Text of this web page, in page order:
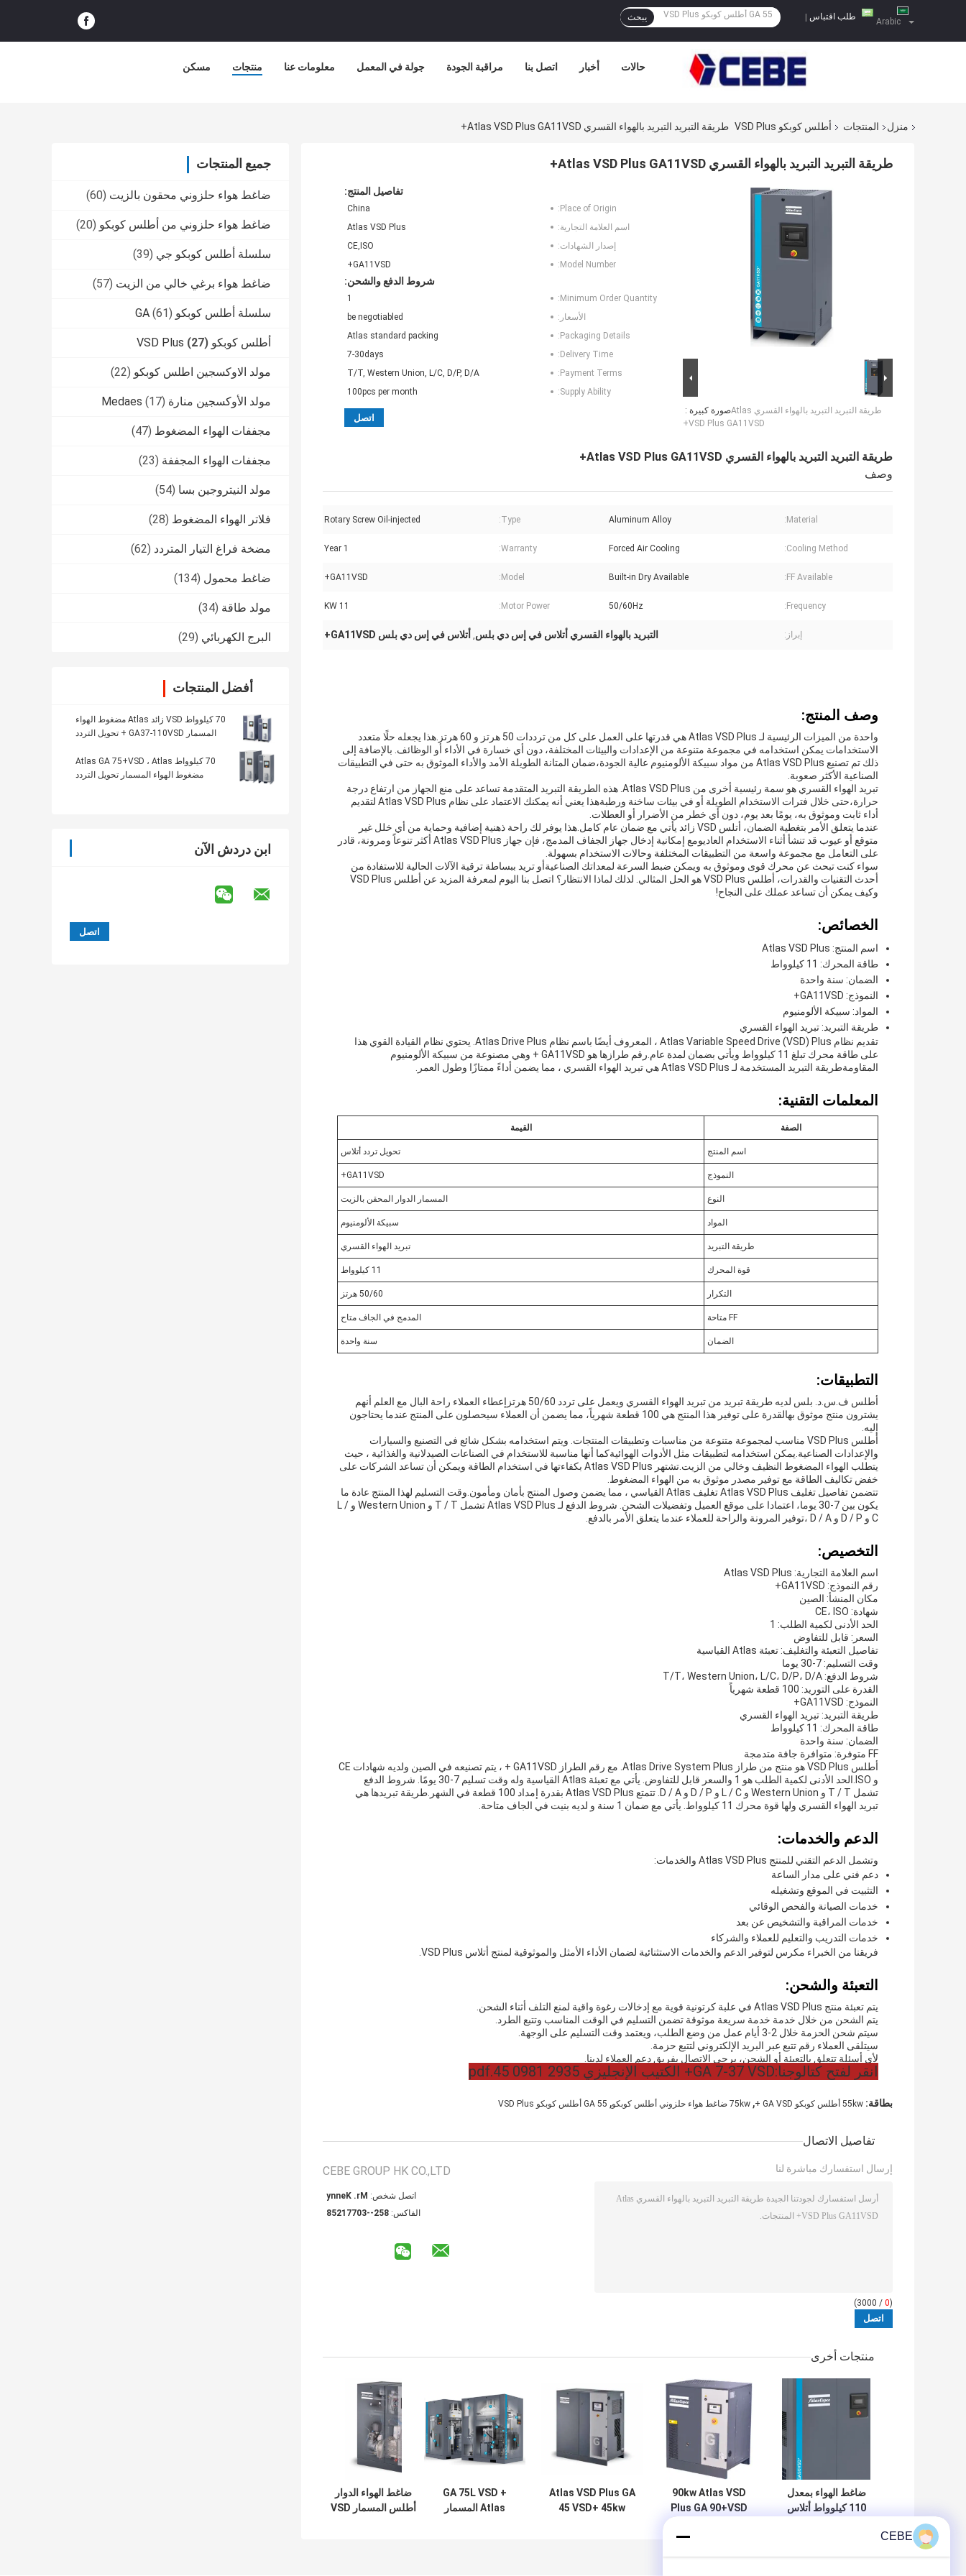
Arabic طلب اقتباس يبحث
مسكن منتجات معلومات عنا جولة في المعمل مراقبة الجودة اتصل بنا أخبار حالات
منزل المنتجات أطلس كوبكو VSD Plus طريقة التبريد التبريد بالهواء القسري Atlas VSD Plus GA11VSD+
جميع المنتجات
ضاغط هواء حلزوني محقون بالزيت (60)
ضاغط هواء حلزوني من أطلس كوبكو (20)
سلسلة أطلس كوبكو جي (39)
ضاغط هواء برغي خالي من الزيت (57)
سلسلة أطلس كوبكو GA (61)
أطلس كوبكو VSD Plus (27)
مولد الاوكسجين اطلس كوبكو (22)
مولد الأوكسجين منارة Medaes (17)
مجففات الهواء المضغوط (47)
مجففات الهواء المجففة (23)
مولد النيتروجين بسا (54)
فلاتر الهواء المضغوط (28)
مضخة فراغ التيار المتردد (62)
ضاغط محمول (134)
مولد طاقة (34)
البرج الكهربائي (29)
أفضل المنتجات
70 كيلوواط VSD زائد Atlas مضغوط الهواء
المسمار GA37-110VSD + تحويل التردد
70 كيلوواط Atlas GA 75+VSD ، Atlas
مضغوط الهواء المسمار تحويل التردد
ابن دردش الآن
طريقة التبريد التبريد بالهواء القسري Atlas VSD Plus GA11VSD+
صورة كبيرة :طريقة التبريد التبريد بالهواء القسري Atlas
VSD Plus GA11VSD+
تفاصيل المنتج:
Place of Origin:
China
اسم العلامة التجارية:
Atlas VSD Plus
إصدار الشهادات:
CE,ISO
Model Number:
GA11VSD+
شروط الدفع والشحن:
Minimum Order Quantity:
1
الأسعار:
be negotiabled
Packaging Details:
Atlas standard packing
Delivery Time:
7-30days
Payment Terms:
T/T, Western Union, L/C, D/P, D/A
Supply Ability:
100pcs per month
اتصل
طريقة التبريد التبريد بالهواء القسري Atlas VSD Plus GA11VSD+
وصف
Material:
Aluminum Alloy
Type:
Rotary Screw Oil-injected
Cooling Method:
Forced Air Cooling
Warranty:
1 Year
FF Available:
Built-in Dry Available
Model:
GA11VSD+
Frequency:
50/60Hz
Motor Power:
11 KW
إبراز: التبريد بالهواء القسري أتلاس في إس دي بلس, أتلاس في إس دي بلس GA11VSD+
وصف المنتج:
واحدة من الميزات الرئيسية لـ Atlas VSD Plus هي قدرتها على العمل على كل من ترددات 50 هرتز و 60 هرتز.هذا يجعله حلًا متعدد
الاستخدامات يمكن استخدامه في مجموعة متنوعة من الإعدادات والبيئات المختلفة، دون أي خسارة في الأداء أو الوظائف. بالإضافة إلى
ذلك تم تصنيع Atlas VSD Plus من مواد سبيكة الألومنيوم عالية الجودة،ضمان المتانة الطويلة الأمد والأداء الموثوق به حتى في التطبيقات
الصناعية الأكثر صعوبة.
تبريد الهواء القسري هو سمة رئيسية أخرى من Atlas VSD Plus. هذه الطريقة التبريد المتقدمة تساعد على منع الجهاز من ارتفاع درجة
حرارة،حتى خلال فترات الاستخدام الطويلة أو في بيئات ساخنة ورطبةهذا يعني أنه يمكنك الاعتماد على نظام Atlas VSD Plus لتقديم
أداء ثابت وموثوق به، يومًا بعد يوم، دون أي خطر من الأضرار أو العطلات.
عندما يتعلق الأمر بتغطية الضمان، أتلس VSD زائد يأتي مع ضمان عام كامل.هذا يوفر لك راحة ذهنية إضافية وحماية من أي خلل غير
متوقع أو عيوب قد تنشأ أثناء الاستخدام العاديومع إمكانية إدخال جهاز الجفاف المدمج، فإن جهاز Atlas VSD Plus أكثر تنوعاً ومرونة، قادر
على التعامل مع مجموعة واسعة من التطبيقات المختلفة وحالات الاستخدام بسهولة.
سواء كنت تبحث عن محرك قوى وموثوق به ويمكن ضبط السرعة لمعداتك الصناعيةأو تريد ببساطة ترقية الآلات الحالية للاستفادة من
أحدث التقنيات والقدرات، أطلس VSD Plus هو الحل المثالي. لذلك لماذا الانتظار؟ اتصل بنا اليوم لمعرفة المزيد عن أطلس VSD Plus
وكيف يمكن أن تساعد عملك على النجاح!
الخصائص:
اسم المنتج: Atlas VSD Plus
طاقة المحرك: 11 كيلوواط
الضمان: سنة واحدة
النموذج: GA11VSD+
المواد: سبيكة الألومنيوم
طريقة التبريد: تبريد الهواء القسري
تقديم نظام Atlas Variable Speed Drive (VSD) Plus ، المعروف أيضًا باسم نظام Atlas Drive Plus. يحتوي نظام القيادة القوي هذا
على طاقة محرك تبلغ 11 كيلوواط ويأتي بضمان لمدة عام.رقم طرازها هو GA11VSD + وهي مصنوعة من سبيكة الألومنيوم
المقاومةطريقة التبريد المستخدمة لـ Atlas VSD Plus هي تبريد الهواء القسري ، مما يضمن أداءً ممتازًا وطول العمر.
المعلمات التقنية:
الصفة القيمة
اسم المنتج تحويل تردد أتلاس
النموذج GA11VSD+
النوع المسمار الدوار المحقن بالزيت
المواد سبيكة الألومنيوم
طريقة التبريد تبريد الهواء القسري
قوة المحرك 11 كيلوواط
التكرار 50/60 هرتز
FF متاحة المدمج في الجاف متاح
الضمان سنة واحدة
التطبيقات:
أطلس ف.س.د. بلس لديه طريقة تبريد من تبريد الهواء القسري ويعمل على تردد 50/60 هرتزإعطاء العملاء راحة البال مع العلم أنهم
يشترون منتج موثوق بهالقدرة على توفير هذا المنتج هي 100 قطعة شهرياً، مما يضمن أن العملاء سيحصلون على المنتج عندما يحتاجون
إليه.
أطلس VSD Plus مناسب لمجموعة متنوعة من مناسبات وتطبيقات المنتجات. ويتم استخدامه بشكل شائع في التصنيع والسيارات
والإعدادات الصناعية.يمكن استخدامه لتطبيقات مثل الأدوات الهوائيةكما أنها مناسبة للاستخدام في الصناعات الصيدلانية والغذائية ، حيث
يتطلب الهواء المضغوط النظيف وخالي من الزيت.تشتهر Atlas VSD Plus بكفاءتها في استخدام الطاقة ويمكن أن تساعد الشركات على
خفض تكاليف الطاقة مع توفير مصدر موثوق به من الهواء المضغوط.
تتضمن تفاصيل تغليف Atlas VSD Plus تغليف Atlas القياسي ، مما يضمن وصول المنتج بأمان ومأمون.وقت التسليم لهذا المنتج عادة ما
يكون بين 7-30 يوما، اعتمادا على موقع العميل وتفضيلات الشحن. شروط الدفع لـ Atlas VSD Plus تشمل T / T و Western Union و L /
C و D / P و D / A ،توفير المرونة والراحة للعملاء عندما يتعلق الأمر بالدفع.
التخصيص:
اسم العلامة التجارية: Atlas VSD Plus
رقم النموذج: GA11VSD+
مكان المنشأ: الصين
شهادة: CE، ISO
الحد الأدنى لكمية الطلب: 1
السعر: قابل للتفاوض
تفاصيل التعبئة والتغليف: تعبئة Atlas القياسية
وقت التسليم: 7-30 يوما
شروط الدفع: T/T، Western Union، L/C، D/P، D/A
القدرة على التوريد: 100 قطعة شهرياً
النموذج: GA11VSD+
طريقة التبريد: تبريد الهواء القسري
طاقة المحرك: 11 كيلوواط
الضمان: سنة واحدة
FF متوفرة: متوافرة جافة متدمجة
أطلس VSD Plus هو منتج من طراز Atlas Drive System Plus. مع رقم الطراز GA11VSD + ، يتم تصنيعه في الصين ولديه شهادات CE
و ISO.الحد الأدنى لكمية الطلب هو 1 والسعر قابل للتفاوض. يأتي مع تعبئة Atlas القياسية وله وقت تسليم 7-30 يومًا. شروط الدفع
تشمل T / T و Western Union و L / C و D / P و D / A. تتمتع Atlas VSD Plus بقدرة إمداد 100 قطعة في الشهر.طريقة تبريدها هي
تبريد الهواء القسري ولها قوة محرك 11 كيلوواط. يأتي مع ضمان 1 سنة و لديه بنيت في الجاف متاحة.
الدعم والخدمات:
وتشمل الدعم التقني للمنتج Atlas VSD Plus والخدمات:
دعم فني على مدار الساعة
التثبيت في الموقع وتشغيله
خدمات الصيانة والفحص الوقائي
خدمات المراقبة والتشخيص عن بعد
خدمات التدريب والتعليم للعملاء والشركاء
فريقنا من الخبراء مكرس لتوفير الدعم والخدمات الاستثنائية لضمان الأداء الأمثل والموثوقية لمنتج أتلاس VSD Plus.
التعبئة والشحن:
يتم تعبئة منتج Atlas VSD Plus في علبة كرتونية قوية مع إدخالات رغوة واقية لمنع التلف أثناء الشحن.
يتم الشحن من خلال خدمة خدمة سريعة موثوقة تضمن التسليم في الوقت المناسب وتتبع الطرد.
سيتم شحن الحزمة خلال 2-3 أيام عمل من وضع الطلب، ويعتمد وقت التسليم على الوجهة.
سيتلقى العملاء رقم تتبع عبر البريد الإلكتروني لتتبع حزمة.
لأي أسئلة تتعلق بالتعبئة أو الشحن، يرجى الاتصال بفريق دعم العملاء لدينا.
انقر لفتح كتالوجنا:GA 7-37 VSD+ الكتيب الإنجليزي 2935 0981 45.pdf
بطاقة: 55kw أطلس كوبكو GA VSD + , 75kw ضاغط هواء حلزوني أطلس كوبكو , GA 55 أطلس كوبكو VSD Plus
تفاصيل الاتصال
CEBE GROUP HK CO.,LTD
اتصل شخص: Mr. Kenny
الفاكس: 852--30771258
إرسال استفسارك مباشرة لنا
(
0
/ 3000)
منتجات أخرى
ضاغط الهواء بمعدل
110 كيلوواط أتلاس
90kw Atlas VSD
Plus GA 90+VSD
المسمار تحويل التردد
Atlas VSD Plus GA
45 VSD+ 45kw
GA 75L VSD +
Atlas المسمار
ضاغط الهواء الدوار
أطلس المسمار VSD
CEBE